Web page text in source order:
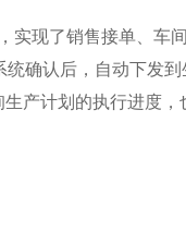
现了销售接单、车
确认后，自动下发
产计划的执行进度